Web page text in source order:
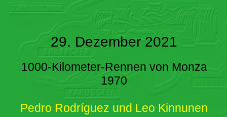
29. Dezember 2021
1000-Kilometer-Rennen von Monza
1970
Pedro Rodríguez und Leo Kinnunen